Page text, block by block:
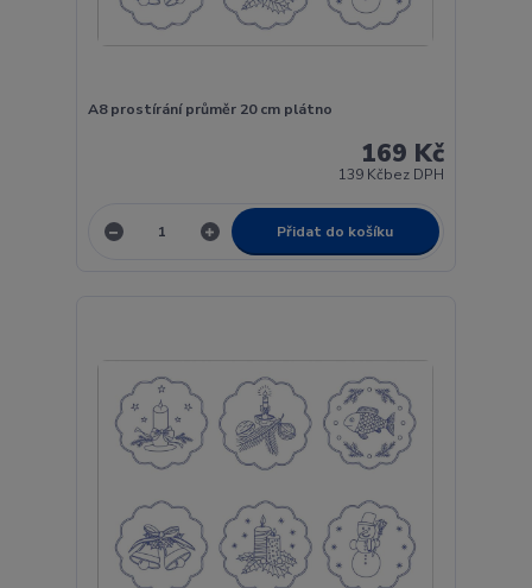
A8 prostírání průměr 20 cm plátno
169 Kč
139 Kčbez DPH
Přidat do košíku